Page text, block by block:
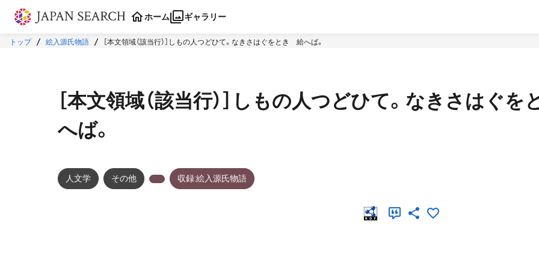
本文に飛ぶ
ホーム ギャラリー
トップ 絵入源氏物語 ［本文領域（該当行）］しもの人つどひて。なきさはぐをときゝ給へば。
［本文領域（該当行）］しもの人つどひて。なきさはぐを
へば。
人文学 その他 収録:絵入源氏物語